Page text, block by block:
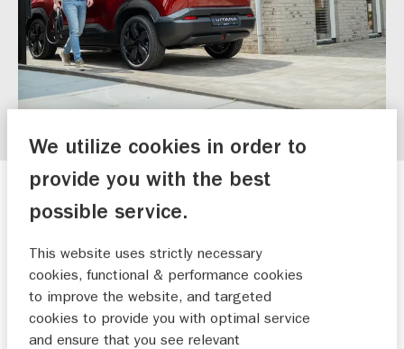
We utilize cookies in order to
provide you with the best
possible service.
This website uses strictly necessary
cookies, functional & performance cookies
to improve the website, and targeted
cookies to provide you with optimal service
and ensure that you see relevant